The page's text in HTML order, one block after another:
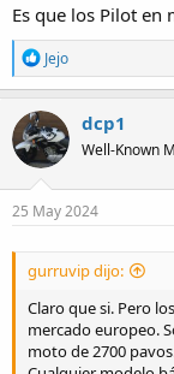
Es que los Pilot
R
e
a
c
t
i
o
n
s
Jejo
dcp1
Well-Known
25 May 2024
gurruvip dijo:
Claro que si. Pero
mercado europeo.
moto de 2700